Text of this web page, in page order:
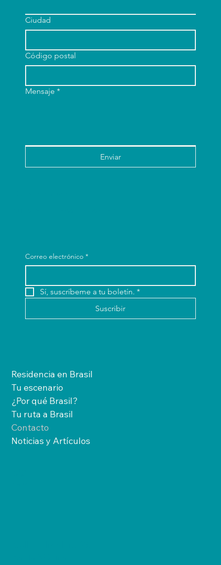
Ciudad
Código postal
Mensaje *
Enviar
Correo electrónico *
Sí, suscríbeme a tu boletín. *
Suscribir
Residencia en Brasil
Tu escenario
¿Por qué Brasil?
Tu ruta a Brasil
Contacto
Noticias y Artículos